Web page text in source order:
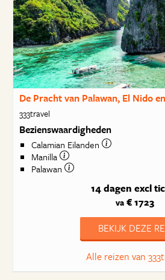
De Pracht van Palawan, El Nido
333travel
Bezienswaardigheden
Calamian Eilanden
Manilla
Palawan
14 dagen excl
va € 1723
BEKIJK DEZE
Alle reizen van